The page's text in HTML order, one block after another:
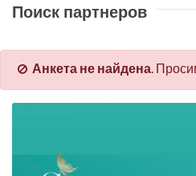
Поиск партнеров
Анкета не найдена.